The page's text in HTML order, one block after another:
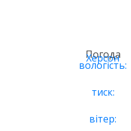
Погода
Херсон
вологість:
тиск:
вітер: